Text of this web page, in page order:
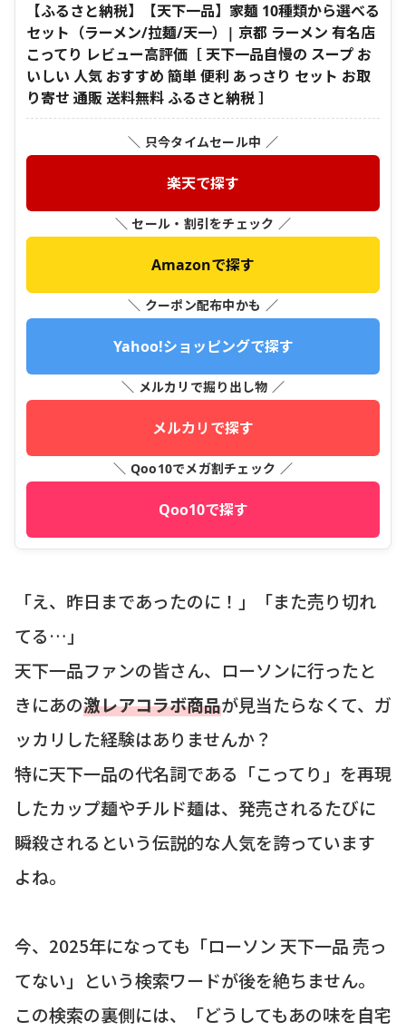
【ふるさと納税】【天下一品】家麺 10種類から選べる
セット（ラーメン/拉麺/天一）| 京都 ラーメン 有名店
こってり レビュー高評価［ 天下一品自慢の スープ お
いしい 人気 おすすめ 簡単 便利 あっさり セット お取
り寄せ 通販 送料無料 ふるさと納税 ］
＼ 只今タイムセール中 ／
楽天で探す
＼ セール・割引をチェック ／
Amazonで探す
＼ クーポン配布中かも ／
Yahoo!ショッピングで探す
＼ メルカリで掘り出し物 ／
メルカリで探す
＼ Qoo10でメガ割チェック ／
Qoo10で探す
「え、昨日まであったのに！」「また売り切れ
てる…」
天下一品ファンの皆さん、ローソンに行ったと
きにあの激レアコラボ商品が見当たらなくて、ガ
ッカリした経験はありませんか？
特に天下一品の代名詞である「こってり」を再現
したカップ麺やチルド麺は、発売されるたびに
瞬殺されるという伝説的な人気を誇っています
よね。
今、2025年になっても「ローソン 天下一品 売っ
てない」という検索ワードが後を絶ちません。
この検索の裏側には、「どうしてもあの味を自宅